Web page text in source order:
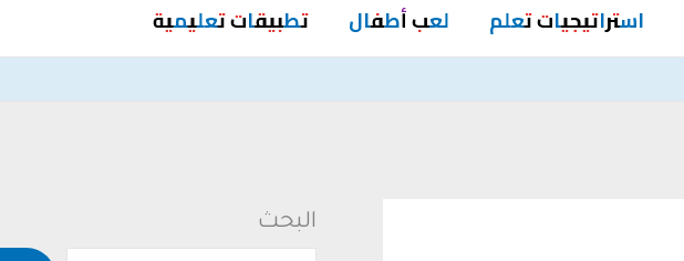
استراتيجيات تعلم لعب أطفال تطبيقات تعليمية
البحث